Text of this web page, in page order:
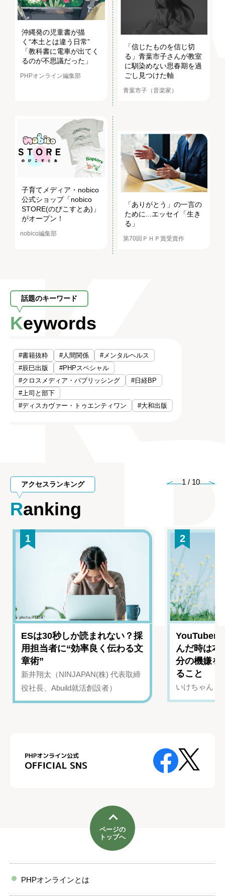
沖縄発の児童書が描
く“本土とは違う日常”
「教科書に電車が出てく
るのが不思議だった」
PHPオンライン編集部
「信じたものを信じ切
る」青葉市子さんが教室
に馴染めない思春期を過
ごし見つけた軸
青葉市子（音楽家）
子育てメディア・nobico
公式ショップ「nobico
STORE(のびこすとあ)」
がオープン！
nobico編集部
「ありがとう」の一言の
ために...エッセイ「生き
る」
第70回ＰＨＰ賞受賞作
話題のキーワード
Keywords
#書籍抜粋 #人間関係
#メンタルヘルス
#辰巳出版
#PHPスペシャル
#クロスメディア・パブリッシング
#日経BP
#上司と部下
#ディスカヴァー・トゥエンティワン
#大和出版
アクセスランキング
Ranking
1 / 10
1
ESは30秒しか読まれない？採
用担当者に“効率良く伝わる文
章術”
新井翔太（NINJAPAN(株) 代表取締
役社長、Abuild就活創設者）
2
YouTuber
んだ時は
分の機嫌を
ること
いけちゃん（
ページの
トップへ
PHPオンラインとは